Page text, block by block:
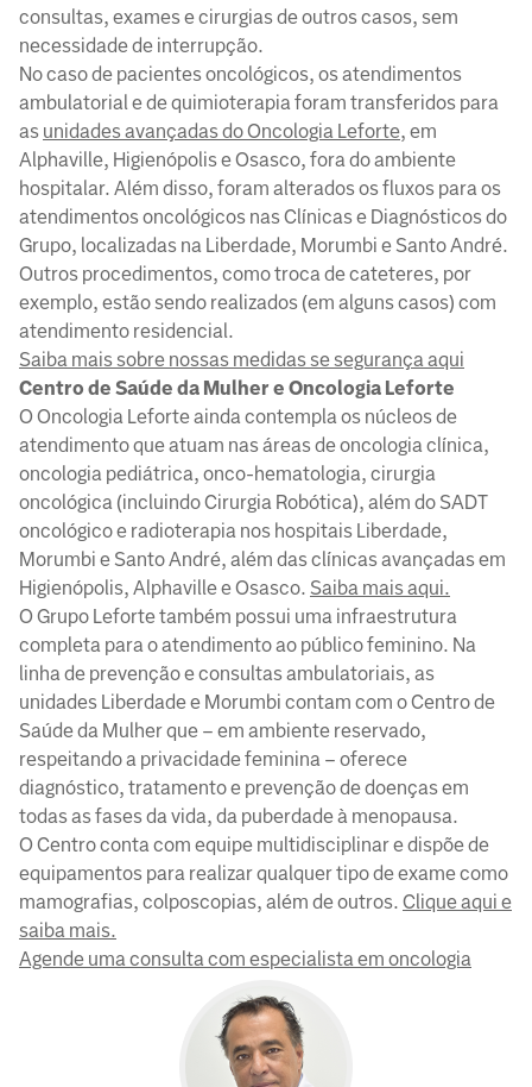
consultas, exames e cirurgias de outros casos, sem
necessidade de interrupção.
No caso de pacientes oncológicos, os atendimentos
ambulatorial e de quimioterapia foram transferidos para
as unidades avançadas do Oncologia Leforte, em
Alphaville, Higienópolis e Osasco, fora do ambiente
hospitalar. Além disso, foram alterados os fluxos para os
atendimentos oncológicos nas Clínicas e Diagnósticos do
Grupo, localizadas na Liberdade, Morumbi e Santo André.
Outros procedimentos, como troca de cateteres, por
exemplo, estão sendo realizados (em alguns casos) com
atendimento residencial.
Saiba mais sobre nossas medidas se segurança aqui
Centro de Saúde da Mulher e Oncologia Leforte
O Oncologia Leforte ainda contempla os núcleos de
atendimento que atuam nas áreas de oncologia clínica,
oncologia pediátrica, onco-hematologia, cirurgia
oncológica (incluindo Cirurgia Robótica), além do SADT
oncológico e radioterapia nos hospitais Liberdade,
Morumbi e Santo André, além das clínicas avançadas em
Higienópolis, Alphaville e Osasco. Saiba mais aqui.
O Grupo Leforte também possui uma infraestrutura
completa para o atendimento ao público feminino. Na
linha de prevenção e consultas ambulatoriais, as
unidades Liberdade e Morumbi contam com o Centro de
Saúde da Mulher que – em ambiente reservado,
respeitando a privacidade feminina – oferece
diagnóstico, tratamento e prevenção de doenças em
todas as fases da vida, da puberdade à menopausa.
O Centro conta com equipe multidisciplinar e dispõe de
equipamentos para realizar qualquer tipo de exame como
mamografias, colposcopias, além de outros. Clique aqui e
saiba mais.
Agende uma consulta com especialista em oncologia